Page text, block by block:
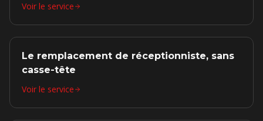
Voir le service
Le remplacement de réceptionniste, sans
casse-tête
Voir le service